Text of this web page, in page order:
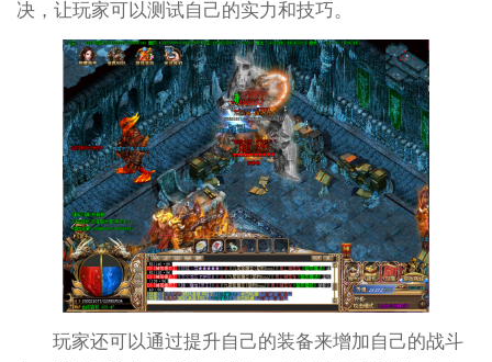
决，让玩家可以测试自己的实力和技巧。
玩家还可以通过提升自己的装备来增加自己的战斗